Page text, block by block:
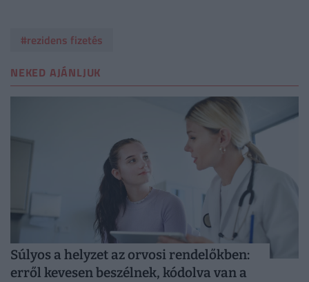
#rezidens fizetés
NEKED AJÁNLJUK
Súlyos a helyzet az orvosi rendelőkben:
erről kevesen beszélnek, kódolva van a